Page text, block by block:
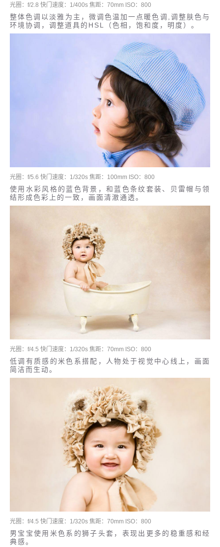
光圈：f/2.8 快门速度：1/400s 焦距：70mm ISO：800
整体色调以淡雅为主，微调色温加一点暖色调,调整肤色与
环境协调，调整道具的HSL（色相，饱和度，明度）。
光圈：f/5.6 快门速度：1/320s 焦距：100mm ISO：800
使用水彩风格的蓝色背景，和蓝色条纹套装、贝雷帽与领
结形成色彩上的一致，画面清澈通透。
光圈：f/4.5 快门速度：1/320s 焦距：70mm ISO：800
低调有质感的米色系搭配，人物处于视觉中心线上，画面
简洁而生动。
光圈：f/4.5 快门速度：1/320s 焦距：70mm ISO：800
男宝宝使用米色系的狮子头套，表现出更多的稳重感和经
典感。